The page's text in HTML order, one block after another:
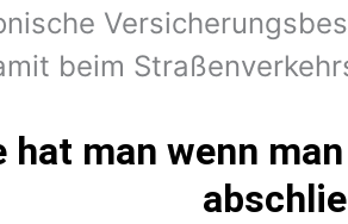
beim
hat man wenn